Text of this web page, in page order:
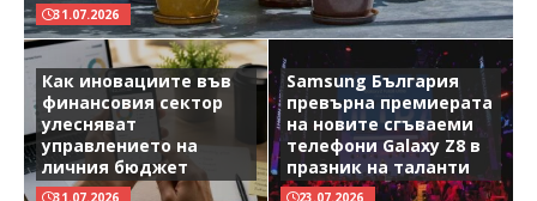
31.07.2026
Как иновациите във
финансовия сектор
улесняват
управлението на
личния бюджет
31.07.2026
Samsung България
превърна премиерата
на новите сгъваеми
телефони Galaxy Z8 в
празник на таланти
23.07.2026